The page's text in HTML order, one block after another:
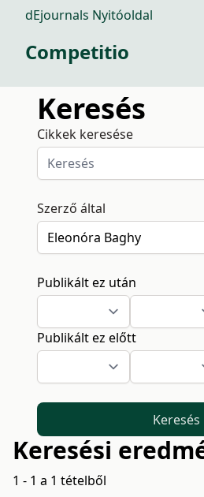
dEjournals Nyitóoldal
Competitio
Keresés
Cikkek keresése
Szerző által
Publikált ez után
Publikált ez előtt
Keresés
Keresési
1 - 1 a 1 tételből